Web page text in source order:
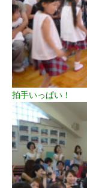
拍手いっぱい！